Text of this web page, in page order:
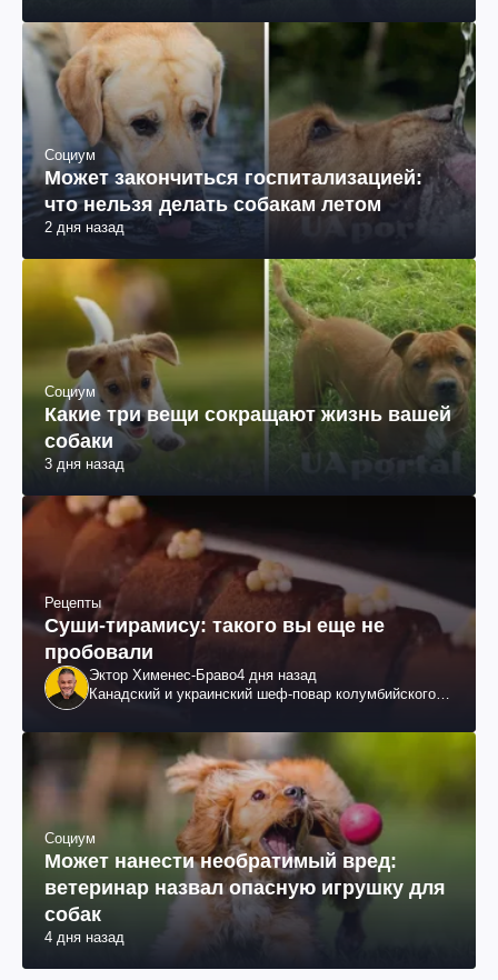
Социум
Может закончиться госпитализацией:
что нельзя делать собакам летом
2 дня назад
Социум
Какие три вещи сокращают жизнь вашей
собаки
3 дня назад
Рецепты
Суши-тирамису: такого вы еще не
пробовали
Эктор Хименес-Браво4 дня назад
Канадский и украинский шеф-повар колумбийского
Социум
Может нанести необратимый вред:
ветеринар назвал опасную игрушку для
собак
4 дня назад